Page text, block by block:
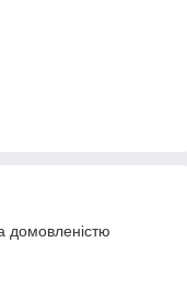
домовленістю